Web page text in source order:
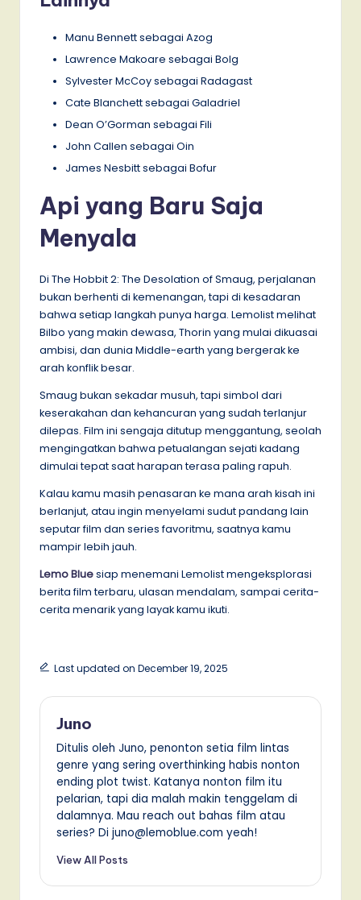
Manu Bennett sebagai Azog
Lawrence Makoare sebagai Bolg
Sylvester McCoy sebagai Radagast
Cate Blanchett sebagai Galadriel
Dean O’Gorman sebagai Fili
John Callen sebagai Oin
James Nesbitt sebagai Bofur
Api yang Baru Saja
Menyala
Di The Hobbit 2: The Desolation of Smaug, perjalanan
bukan berhenti di kemenangan, tapi di kesadaran
bahwa setiap langkah punya harga. Lemolist melihat
Bilbo yang makin dewasa, Thorin yang mulai dikuasai
ambisi, dan dunia Middle-earth yang bergerak ke
arah konflik besar.
Smaug bukan sekadar musuh, tapi simbol dari
keserakahan dan kehancuran yang sudah terlanjur
dilepas. Film ini sengaja ditutup menggantung, seolah
mengingatkan bahwa petualangan sejati kadang
dimulai tepat saat harapan terasa paling rapuh.
Kalau kamu masih penasaran ke mana arah kisah ini
berlanjut, atau ingin menyelami sudut pandang lain
seputar film dan series favoritmu, saatnya kamu
mampir lebih jauh.
Lemo Bluesiap menemani Lemolist mengeksplorasi
berita film terbaru, ulasan mendalam, sampai cerita-
cerita menarik yang layak kamu ikuti.
Last updated on December 19, 2025
Juno
Ditulis oleh Juno, penonton setia film lintas
genre yang sering overthinking habis nonton
ending plot twist. Katanya nonton film itu
pelarian, tapi dia malah makin tenggelam di
dalamnya. Mau reach out bahas film atau
series? Di juno@lemoblue.com yeah!
View All Posts